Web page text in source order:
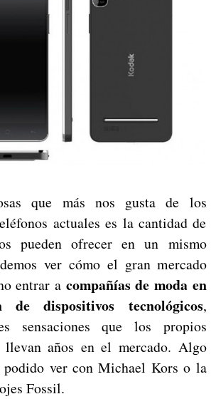
que más nos gusta de los
actuales es la cantidad de
pueden ofrecer en un mismo
ver cómo el gran mercado
entrar a compañías de moda en
dispositivos tecnológicos,
sensaciones que los propios
llevan años en el mercado. Algo
podido ver con Michael Kors o la
Fossil.